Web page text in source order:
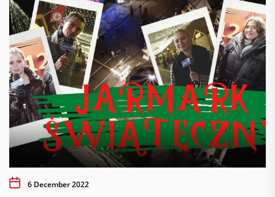
6 December 2022